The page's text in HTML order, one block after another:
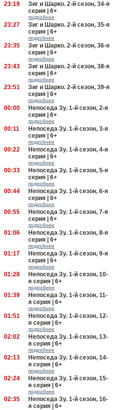
23:19
Зиг и Шарко. 2-й сезон, 34-я
серия | 6+
подробнее
23:27
Зиг и Шарко. 2-й сезон, 35-я
серия | 6+
подробнее
23:35
Зиг и Шарко. 2-й сезон, 36-я
серия | 6+
подробнее
23:43
Зиг и Шарко. 2-й сезон, 38-я
серия | 6+
подробнее
23:51
Зиг и Шарко. 2-й сезон, 39-я
серия | 6+
подробнее
00:00
Непоседа Зу. 1-й сезон, 2-я
серия | 6+
подробнее
00:11
Непоседа Зу. 1-й сезон, 3-я
серия | 6+
подробнее
00:22
Непоседа Зу. 1-й сезон, 4-я
серия | 6+
подробнее
00:33
Непоседа Зу. 1-й сезон, 5-я
серия | 6+
подробнее
00:44
Непоседа Зу. 1-й сезон, 6-я
серия | 6+
подробнее
00:55
Непоседа Зу. 1-й сезон, 7-я
серия | 6+
подробнее
01:06
Непоседа Зу. 1-й сезон, 8-я
серия | 6+
подробнее
01:17
Непоседа Зу. 1-й сезон, 9-я
серия | 6+
подробнее
01:28
Непоседа Зу. 1-й сезон, 10-
я серия | 6+
подробнее
01:39
Непоседа Зу. 1-й сезон, 11-
я серия | 6+
подробнее
01:51
Непоседа Зу. 1-й сезон, 12-
я серия | 6+
подробнее
02:02
Непоседа Зу. 1-й сезон, 13-
я серия | 6+
подробнее
02:13
Непоседа Зу. 1-й сезон, 14-
я серия | 6+
подробнее
02:24
Непоседа Зу. 1-й сезон, 15-
я серия | 6+
подробнее
02:35
Непоседа Зу. 1-й сезон, 16-
я серия | 6+